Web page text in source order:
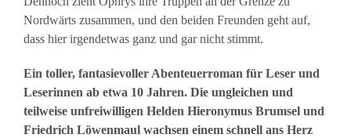
Nordwärts zusammen, und den beiden Freunden geht auf,
dass hier irgendetwas ganz und gar nicht stimmt.
Ein toller, fantasievoller Abenteuerroman für Leser und
Leserinnen ab etwa 10 Jahren. Die ungleichen und
teilweise unfreiwilligen Helden Hieronymus Brumsel und
Friedrich Löwenmaul wachsen einem schnell ans Herz